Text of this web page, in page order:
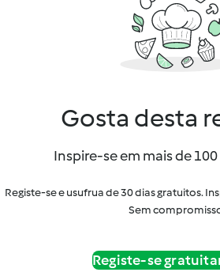
Gosta desta
Inspire-se em mais de
Registe-se e usufrua de 30 dias gratuitos.
Sem
Registe-se